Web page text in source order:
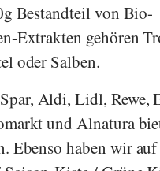
Bestandteil von Bio-
Extrakten gehören
oder Salben.
Spar, Aldi,Lidl, Rewe,
undAlnatura
Ebenso haben wir auf